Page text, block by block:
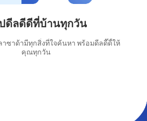
ดีลดีดีที่บ้านทุกวัน
ซาด้ามีทุกสิ่งที่ใจค้นหา พร้อมดีลดี๊ดี้ให้
คุณทุกวัน